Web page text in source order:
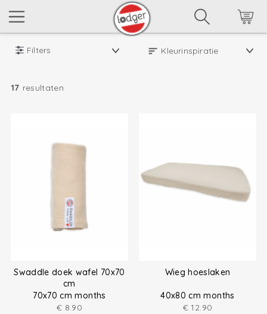
Filters
17 resultaten
Swaddle doek wafel 70x70
cm
70x70 cm months
€ 8.90
Wieg hoeslaken
40x80 cm months
€ 12.90